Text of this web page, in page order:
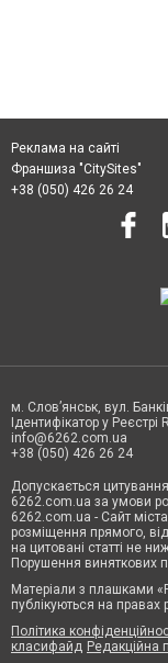
Реклама на сайті
Франшиза "CitySites"
+38 (050) 426 26 24
м. Слов’янськ, вул.
Ідентифікатор у Реєстрі
info@6262.com.ua
+38 (050) 426 26 24
Допускається
6262.com.ua за умови
6262.com.ua - Сайт
розміщення прямого,
на цитовані статті не
Порушення виняткових
Матеріали з плашками
публікуються на правах
Політика
класифайд Редакційна